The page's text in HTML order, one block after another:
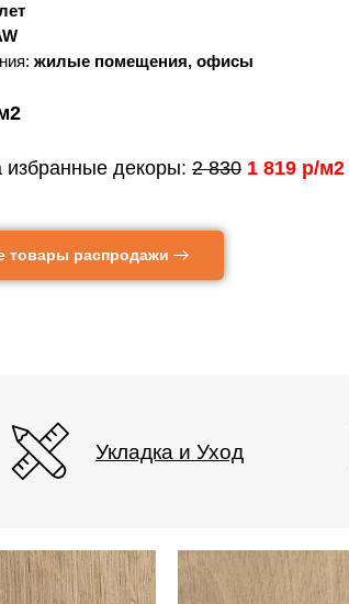
жилые помещения, офисы
декоры: 2 830 1 819 р/м2
товары распродажи
Укладка и Уход